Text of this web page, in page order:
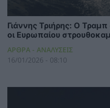
Γιάννης Τριήρης: Ο
οι Ευρωπαίου
ΑΡΘΡΑ - ΑΝΑΛΥΣΕΙΣ
16/01/2026 - 08:10